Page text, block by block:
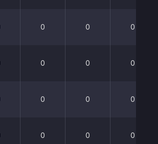
0 0 0
0 0 0
0 0 0
0 0 0